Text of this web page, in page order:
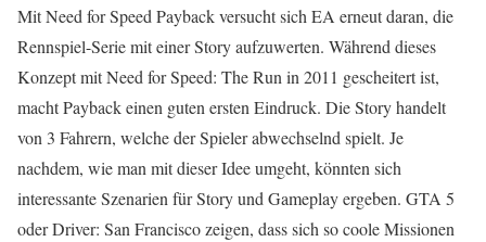
Mit Need for Speed Payback versucht sich EA erneut daran, die
Rennspiel-Serie mit einer Story aufzuwerten. Während dieses
Konzept mit Need for Speed: The Run in 2011 gescheitert ist,
macht Payback einen guten ersten Eindruck. Die Story handelt
von 3 Fahrern, welche der Spieler abwechselnd spielt. Je
nachdem, wie man mit dieser Idee umgeht, könnten sich
interessante Szenarien für Story und Gameplay ergeben. GTA 5
oder Driver: San Francisco zeigen, dass sich so coole Missionen